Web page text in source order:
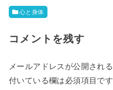
心と身体
コメントを残す
メールアドレスが公開され
付いている欄は必須項目です